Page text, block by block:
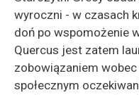
wyroczni - w czasach
doń po wspomożenie
Quercus jest zatem
zobowiązaniem
społecznym